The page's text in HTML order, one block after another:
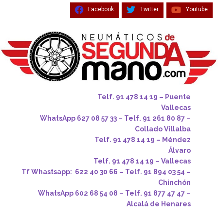
Facebook Twitter Youtube
Telf. 91 478 14 19 – Puente
Vallecas
WhatsApp 627 08 57 33 – Telf. 91 261 80 87 –
Collado Villalba
Telf. 91 478 14 19 – Méndez
Álvaro
Telf. 91 478 14 19 – Vallecas
Tf Whastsapp: 622 40 30 66 – Telf. 91 894 03 54 –
Chinchón
WhatsApp 602 68 54 08 – Telf. 91 877 47 47 –
Alcalá de Henares